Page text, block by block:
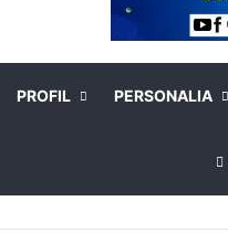
PROFIL PERSONALIA